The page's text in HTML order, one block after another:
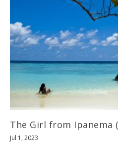
The Girl from Ipanema
Jul 1, 2023